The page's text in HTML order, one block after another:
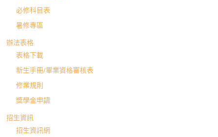
必修科目表
暑修專區
辦法表格
表格下載
新生手冊/畢業資格審核表
修業規則
獎學金申請
招生資訊
招生資訊網